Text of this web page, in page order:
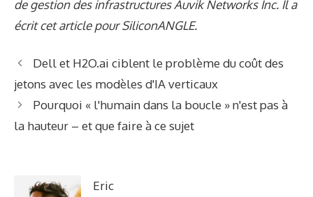
de gestion des infrastructures Auvik Networks Inc. Il a
écrit cet article pour SiliconANGLE.
Dell et H2O.ai ciblent le problème du coût des
jetons avec les modèles d'IA verticaux
Pourquoi « l'humain dans la boucle » n'est pas à
la hauteur – et que faire à ce sujet
Eric